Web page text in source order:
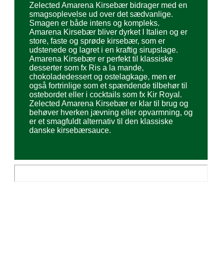
Zelected Amarena Kirsebær bidrager med en
smagsoplevelse ud over det sædvanlige.
Smagen er både intens og kompleks.
Amarena Kirsebær bliver dyrket I Italien og er
store, faste og sprøde kirsebær, som er
udstenede og lagret i en kraftig sirups­lage.
Amarena Kirsebær er perfekt til klassiske
desserter som fx Ris a la mande,
chokoladedessert og ostelagkage, men er
også fortrinlige som et spændende tilbehør til
ostebordet eller i cocktails som fx Kir Royal.
Zelected Amarena Kirsebær er klar til brug og
behøver hverken jævning eller opvarmning, og
er et smagfuldt alternativ til den klassiske
danske kirsebærsauce.